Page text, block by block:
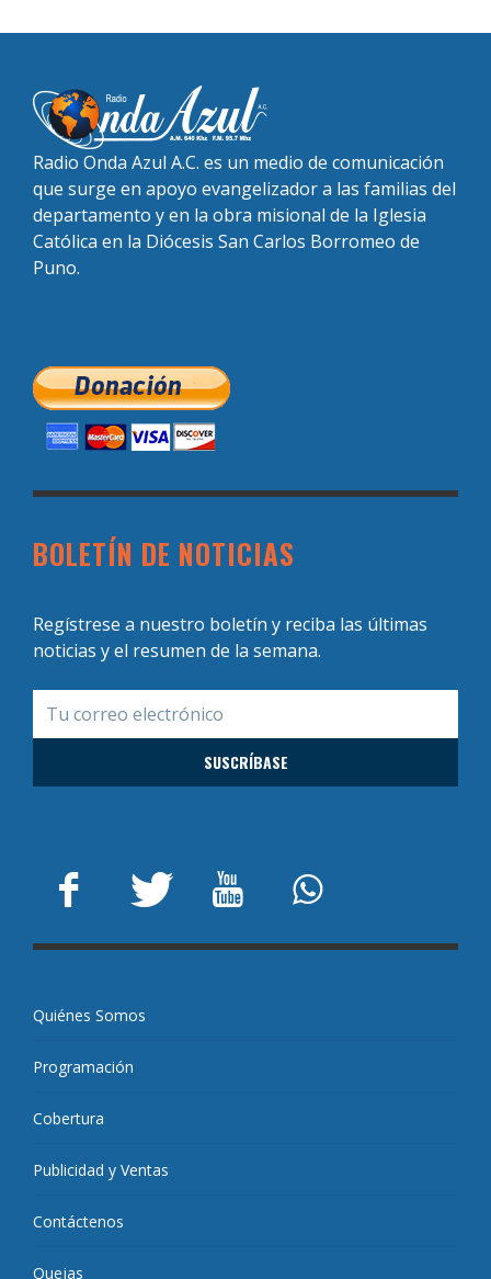
Radio Onda Azul A.C. es un medio de comunicación
que surge en apoyo evangelizador a las familias del
departamento y en la obra misional de la Iglesia
Católica en la Diócesis San Carlos Borromeo de
Puno.
BOLETÍN DE NOTICIAS
Regístrese a nuestro boletín y reciba las últimas
noticias y el resumen de la semana.
Quiénes Somos
Programación
Cobertura
Publicidad y Ventas
Contáctenos
Quejas